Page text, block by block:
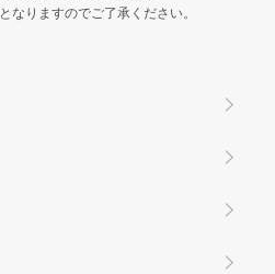
なりますのでご了承ください。